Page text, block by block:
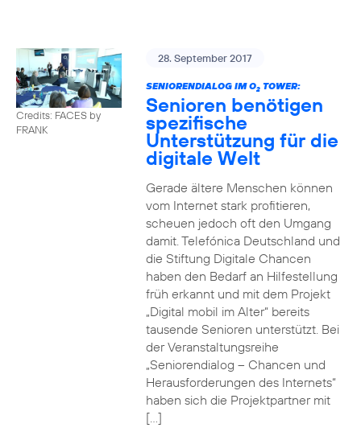
Credits: FACES by
FRANK
28. September 2017
SENIORENDIALOG IM O2TOWER:
Senioren benötigen
spezifische
Unterstützung für die
digitale Welt
Gerade ältere Menschen können
vom Internet stark profitieren,
scheuen jedoch oft den Umgang
damit. Telefónica Deutschland und
die Stiftung Digitale Chancen
haben den Bedarf an Hilfestellung
früh erkannt und mit dem Projekt
„Digital mobil im Alter“ bereits
tausende Senioren unterstützt. Bei
der Veranstaltungsreihe
„Seniorendialog – Chancen und
Herausforderungen des Internets“
haben sich die Projektpartner mit
[…]